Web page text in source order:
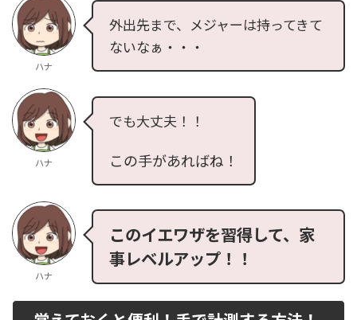
便利度★★★
ハナ
外出先まで、メジャーは持ってきて
ないなぁ・・・
ハナ
でも大丈夫！！
この手があればね！
ハナ
このイエワザを習得して、家
事レベルアップ！！